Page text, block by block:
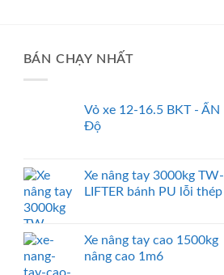
BÁN CHẠY NHẤT
Vỏ xe 12-16.5 BKT - ẤN
Độ
Xe nâng tay 3000kg TW-
LIFTER bánh PU lỗi thép
Xe nâng tay cao 1500kg
nâng cao 1m6